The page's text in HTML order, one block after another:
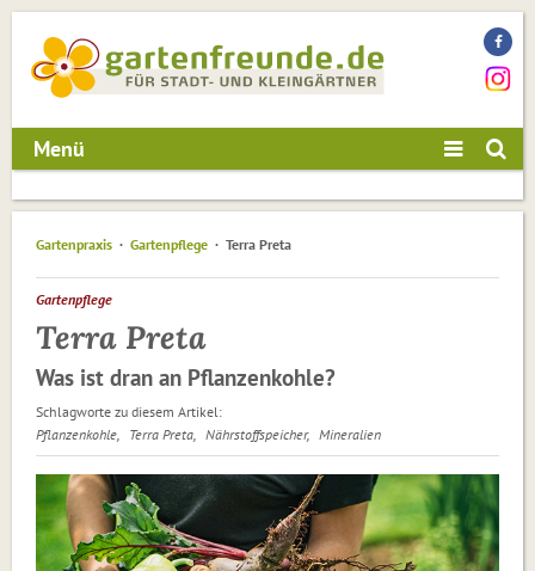
Menü
Gartenpraxis Gartenpflege Terra Preta
Gartenpflege
Terra Preta
Was ist dran an Pflanzenkohle?
Schlagworte zu diesem Artikel:
Pflanzenkohle
Terra Preta Nährstoffspeicher Mineralien